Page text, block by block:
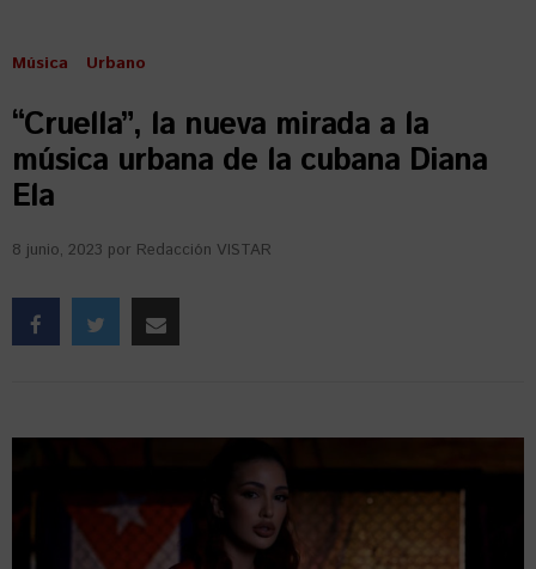
Música Urbano
“Cruella”, la nueva mirada a la
música urbana de la cubana Diana
Ela
8 junio, 2023 por Redacción VISTAR